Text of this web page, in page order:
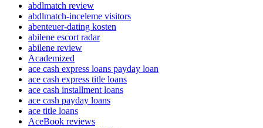
abdlmatch review
abdlmatch-inceleme visitors
abenteuer-dating kosten
abilene escort radar
abilene review
Academized
ace cash express loans payday loan
ace cash express title loans
ace cash installment loans
ace cash payday loans
ace title loans
AceBook reviews